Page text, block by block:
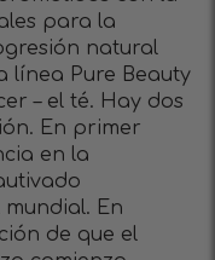
para la
natural
línea Pure Beauty
– el té. Hay dos
En primer
en la
En
de que el